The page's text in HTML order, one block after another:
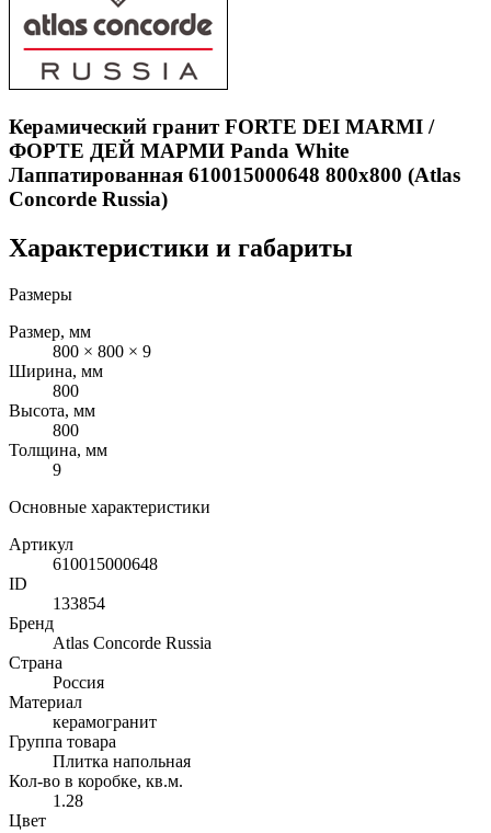
Керамический гранит FORTE DEI MARMI /
ФОРТЕ ДЕЙ МАРМИ Panda White
Лаппатированная 610015000648 800x800 (Atlas
Concorde Russia)
Характеристики и габариты
Размеры
Размер, мм
800 × 800 × 9
Ширина, мм
800
Высота, мм
800
Толщина, мм
9
Основные характеристики
Артикул
610015000648
ID
133854
Бренд
Atlas Concorde Russia
Страна
Россия
Материал
керамогранит
Группа товара
Плитка напольная
Кол-во в коробке, кв.м.
1.28
Цвет